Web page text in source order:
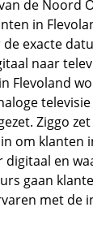
de Noord
in
exacte
naar
Flevoland
Ziggo
om klanten
digitaal en
gaan
met de